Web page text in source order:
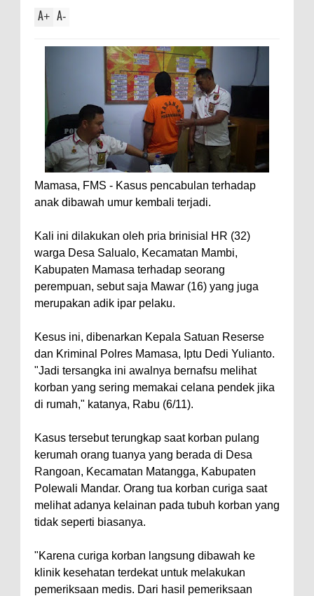
A+ A-
Mamasa, FMS - Kasus pencabulan terhadap
anak dibawah umur kembali terjadi.
Kali ini dilakukan oleh pria brinisial HR (32)
warga Desa Salualo, Kecamatan Mambi,
Kabupaten Mamasa terhadap seorang
perempuan, sebut saja Mawar (16) yang juga
merupakan adik ipar pelaku.
Kesus ini, dibenarkan Kepala Satuan Reserse
dan Kriminal Polres Mamasa, Iptu Dedi Yulianto.
"Jadi tersangka ini awalnya bernafsu melihat
korban yang sering memakai celana pendek jika
di rumah," katanya, Rabu (6/11).
Kasus tersebut terungkap saat korban pulang
kerumah orang tuanya yang berada di Desa
Rangoan, Kecamatan Matangga, Kabupaten
Polewali Mandar. Orang tua korban curiga saat
melihat adanya kelainan pada tubuh korban yang
tidak seperti biasanya.
"Karena curiga korban langsung dibawah ke
klinik kesehatan terdekat untuk melakukan
pemeriksaan medis. Dari hasil pemeriksaan